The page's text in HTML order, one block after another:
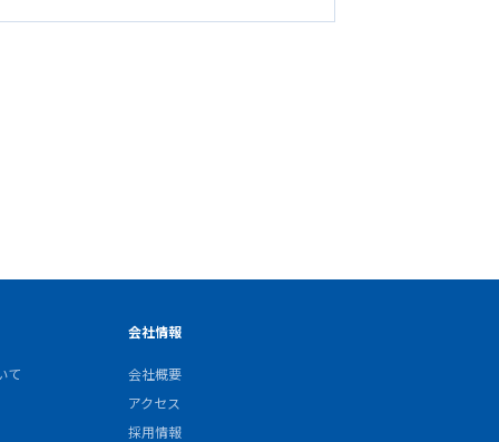
て
会社情報
会社概要
アクセス
採用情報